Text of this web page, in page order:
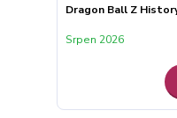
Dragon Ball Z
Srpen 2026